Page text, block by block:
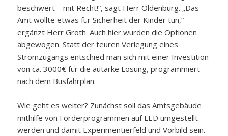
beschwert – mit Recht!“, sagt Herr Oldenburg. „Das
Amt wollte etwas für Sicherheit der Kinder tun,“
ergänzt Herr Groth. Auch hier wurden die Optionen
abgewogen. Statt der teuren Verlegung eines
Stromzugangs entschied man sich mit einer Investition
von ca. 3000€ für die autarke Lösung, programmiert
nach dem Busfahrplan.
Wie geht es weiter? Zunächst soll das Amtsgebäude
mithilfe von Förderprogrammen auf LED umgestellt
werden und damit Experimentierfeld und Vorbild sein.